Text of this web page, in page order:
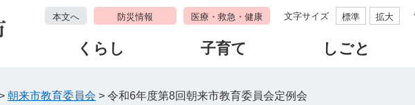
本文へ 防災情報 医療・救急・健康 文字サイズ 標準 拡大
くらし 子育て しごと
朝来市教育委員会 > 令和6年度第8回朝来市教育委員会定例会